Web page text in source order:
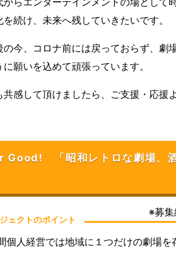
を続け、未来へ残していきたいです。
の今、コロナ前には戻っておらず、
願いを込めて頑張っています。
共感して頂けましたら、ご支援・応援
Good! 「昭和レトロな劇場、酒
※募
ェクトのポイント
個人経営では地域に１つだけの劇場を